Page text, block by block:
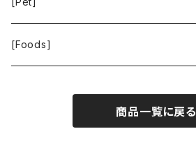
THE TOKYO CORK
24BOTTLES
URBAN GREEN MAKERS
WOLFGANG MAN ＆ BEAST
[Foods]
商品一覧に戻る